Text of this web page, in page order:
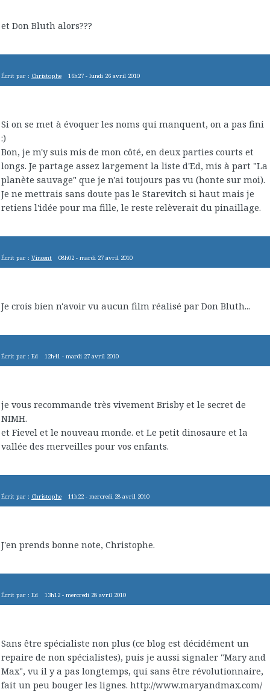
et Don Bluth alors???
Écrit par : Christophe 16h27 -lundi 26 avril 2010
Si on se met à évoquer les noms qui manquent, on a pas fini
:)
Bon, je m'y suis mis de mon côté, en deux parties courts et
longs. Je partage assez largement la liste d'Ed, mis à part "La
planète sauvage" que je n'ai toujours pas vu (honte sur moi).
Je ne mettrais sans doute pas le Starevitch si haut mais je
retiens l'idée pour ma fille, le reste relèverait du pinaillage.
Écrit par : Vincent 08h02 -mardi 27 avril 2010
Je crois bien n'avoir vu aucun film réalisé par Don Bluth...
Écrit par : Ed 12h41 -mardi 27 avril 2010
je vous recommande très vivement Brisby et le secret de
NIMH.
et Fievel et le nouveau monde. et Le petit dinosaure et la
vallée des merveilles pour vos enfants.
Écrit par : Christophe 11h22 -mercredi 28 avril 2010
J'en prends bonne note, Christophe.
Écrit par : Ed 13h12 -mercredi 28 avril 2010
Sans être spécialiste non plus (ce blog est décidément un
repaire de non spécialistes), puis je aussi signaler "Mary and
Max", vu il y a pas longtemps, qui sans être révolutionnaire,
fait un peu bouger les lignes. http://www.maryandmax.com/